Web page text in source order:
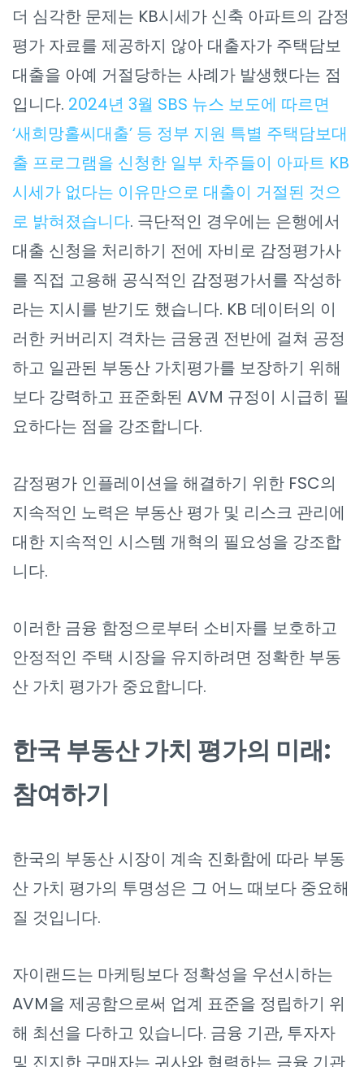
더 심각한 문제는 KB시세가 신축 아파트의 감정
평가 자료를 제공하지 않아 대출자가 주택담보
대출을 아예 거절당하는 사례가 발생했다는 점
입니다. 2024년 3월 SBS 뉴스 보도에 따르면
‘새희망홀씨대출’ 등 정부 지원 특별 주택담보대
출 프로그램을 신청한 일부 차주들이 아파트 KB
시세가 없다는 이유만으로 대출이 거절된 것으
로 밝혀졌습니다. 극단적인 경우에는 은행에서
대출 신청을 처리하기 전에 자비로 감정평가사
를 직접 고용해 공식적인 감정평가서를 작성하
라는 지시를 받기도 했습니다. KB 데이터의 이
러한 커버리지 격차는 금융권 전반에 걸쳐 공정
하고 일관된 부동산 가치평가를 보장하기 위해
보다 강력하고 표준화된 AVM 규정이 시급히 필
요하다는 점을 강조합니다.
감정평가 인플레이션을 해결하기 위한 FSC의
지속적인 노력은 부동산 평가 및 리스크 관리에
대한 지속적인 시스템 개혁의 필요성을 강조합
니다.
이러한 금융 함정으로부터 소비자를 보호하고
안정적인 주택 시장을 유지하려면 정확한 부동
산 가치 평가가 중요합니다.
한국 부동산 가치 평가의 미래:
참여하기
한국의 부동산 시장이 계속 진화함에 따라 부동
산 가치 평가의 투명성은 그 어느 때보다 중요해
질 것입니다.
자이랜드는 마케팅보다 정확성을 우선시하는
AVM을 제공함으로써 업계 표준을 정립하기 위
해 최선을 다하고 있습니다. 금융 기관, 투자자
및 진지한 구매자는 귀사와 협력하는 금융 기관